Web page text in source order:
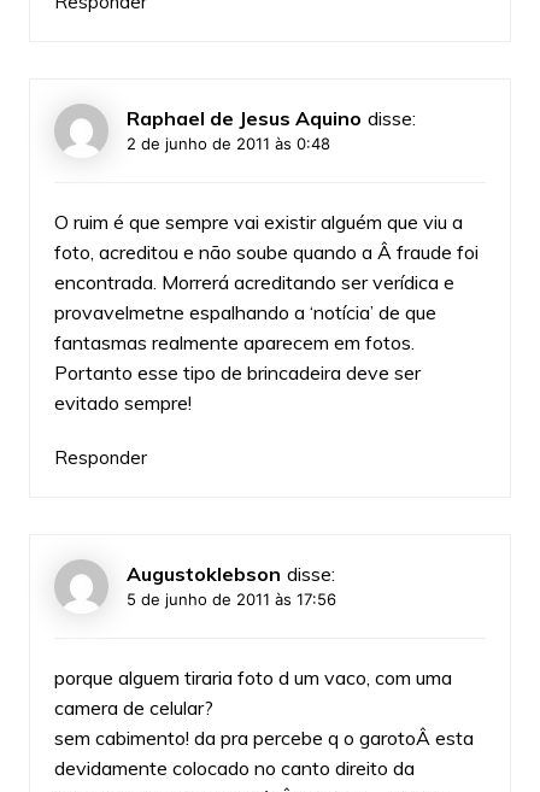
Raphael de Jesus Aquino disse:
2 de junho de 2011 às 0:48
O ruim é que sempre vai existir alguém que viu a
foto, acreditou e não soube quando a Â fraude foi
encontrada. Morrerá acreditando ser verídica e
provavelmetne espalhando a ‘notícia’ de que
fantasmas realmente aparecem em fotos.
Portanto esse tipo de brincadeira deve ser
evitado sempre!
Responder
Augustoklebson disse:
5 de junho de 2011 às 17:56
porque alguem tiraria foto d um vaco, com uma
camera de celular?
sem cabimento! da pra percebe q o garotoÂ esta
devidamente colocado no canto direito da